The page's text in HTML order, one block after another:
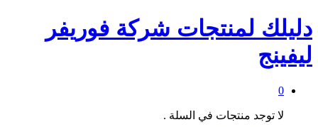
دليلك لمنتجات شركة فوريفر
ليفينج
0
لا توجد منتجات في السلة .